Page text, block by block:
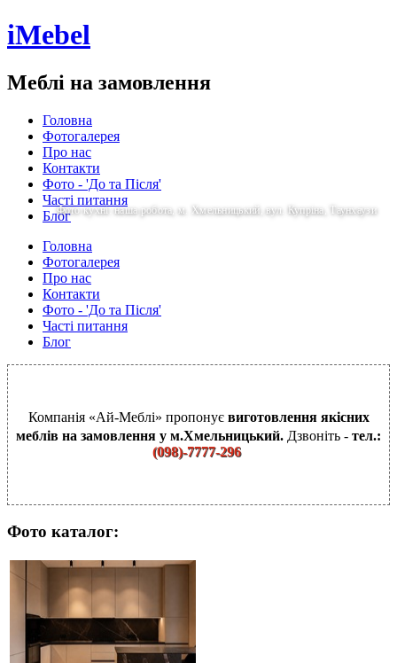
Фото кухні: наша робота, м. Хмельницький, вул. Купріна, Таунхаузи
iMebel
Меблі на замовлення
Головна
Фотогалерея
Про нас
Контакти
Фото - 'До та Після'
Часті питання
Блог
Головна
Фотогалерея
Про нас
Контакти
Фото - 'До та Після'
Часті питання
Блог
Компанія «Ай-Меблі» пропонує виготовлення якісних
меблів на замовлення у м.Хмельницький. Дзвоніть - тел.:
(098)-7777-296
Фото каталог: